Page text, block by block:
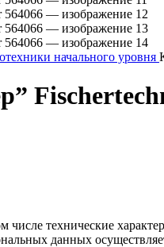
начального уровня
числе технические
данных